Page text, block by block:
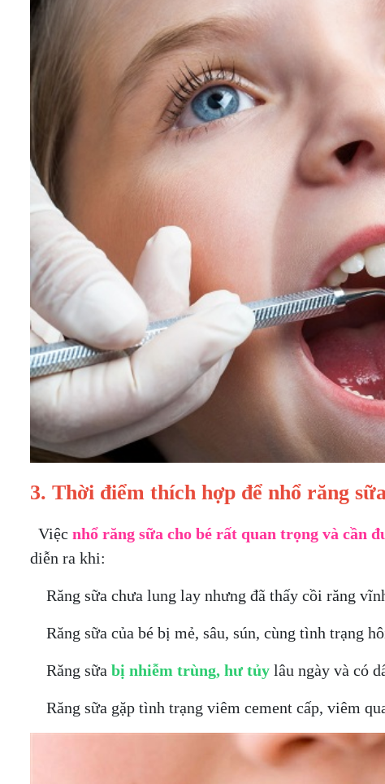
3. Thời điểm thích hợp để nhổ răng
Việc nhổ răng sữa cho bé rất quan trọng và cần
diễn ra khi:
Răng sữa chưa lung lay nhưng đã thấy cồi răng
Răng sữa của bé bị mẻ, sâu, sún, cùng tình trạng
Răng sữa bị nhiễm trùng, hư tủy lâu ngày và có
Răng sữa gặp tình trạng viêm cement cấp, viêm